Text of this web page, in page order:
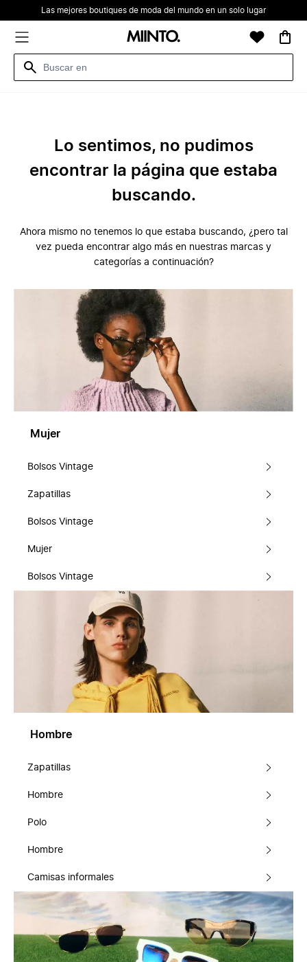
Las mejores boutiques de moda del mundo en un solo lugar
Lo sentimos, no pudimos
encontrar la página que estaba
buscando.
Ahora mismo no tenemos lo que estaba buscando, ¿pero tal
vez pueda encontrar algo más en nuestras marcas y
categorías a continuación?
Mujer
Bolsos Vintage
Zapatillas
Bolsos Vintage
Mujer
Bolsos Vintage
Hombre
Zapatillas
Hombre
Polo
Hombre
Camisas informales